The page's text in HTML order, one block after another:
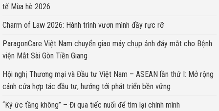
tế Mùa hè 2026
Charm of Law 2026: Hành trình vươn mình đầy rực rỡ
ParagonCare Việt Nam chuyển giao máy chụp ảnh đáy mắt cho Bệnh
viện Mắt Sài Gòn Tiền Giang
Hội nghị Thương mại và Đầu tư Việt Nam – ASEAN lần thứ I: Mở rộng
cánh cửa hợp tác đầu tư, hướng tới phát triển bền vững
“Ký ức tầng không” – Đi qua tiếc nuối để tìm lại chính mình